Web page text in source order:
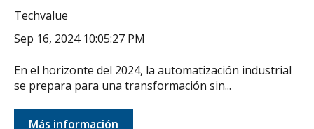
Techvalue
Sep 16, 2024 10:05:27 PM
En el horizonte del 2024, la automatización industrial
se prepara para una transformación sin...
Más información